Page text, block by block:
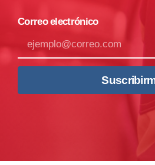
Correo electrónico